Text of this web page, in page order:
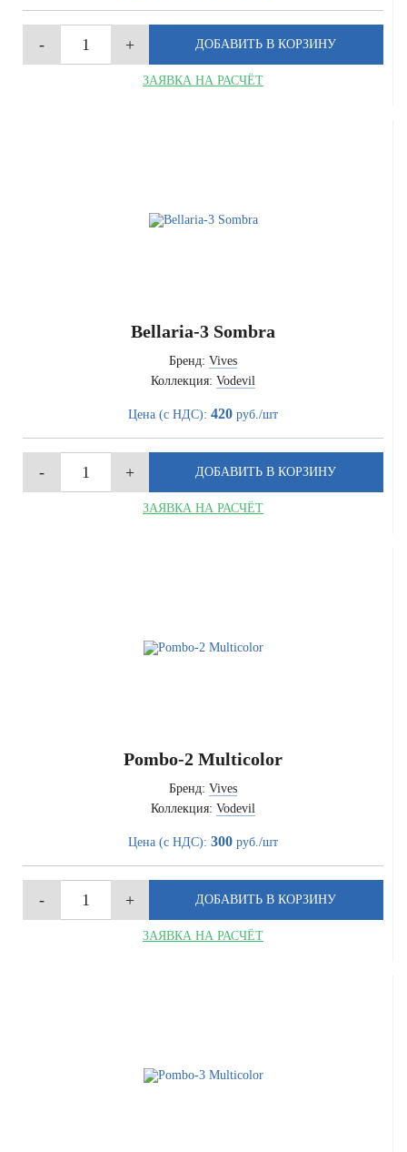
ЗАЯВКА НА РАСЧЁТ
Bellaria-3 Sombra
Бренд: Vives
Коллекция: Vodevil
Цена (с НДС): 420 руб./шт
ЗАЯВКА НА РАСЧЁТ
Pombo-2 Multicolor
Бренд: Vives
Коллекция: Vodevil
Цена (с НДС): 300 руб./шт
ЗАЯВКА НА РАСЧЁТ